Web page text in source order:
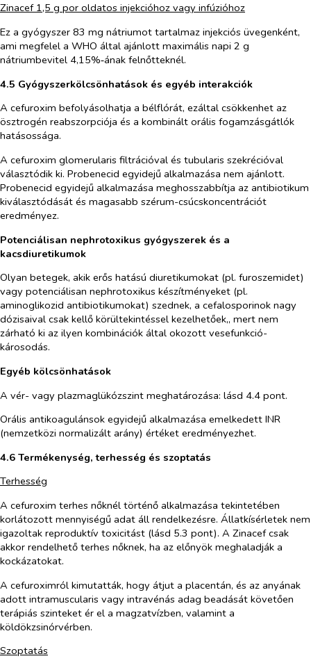
Zinacef 1,5 g por oldatos injekcióhoz vagy infúzióhoz
Ez a gyógyszer 83 mg nátriumot tartalmaz injekciós üvegenként,
ami megfelel a WHO által ajánlott maximális napi 2 g
nátriumbevitel 4,15%‑ának felnőtteknél.
4.5 Gyógyszerkölcsönhatások és egyéb interakciók
A cefuroxim befolyásolhatja a bélflórát, ezáltal csökkenhet az
ösztrogén reabszorpciója és a kombinált orális fogamzásgátlók
hatásossága.
A cefuroxim glomerularis filtrációval és tubularis szekrécióval
választódik ki. Probenecid egyidejű alkalmazása nem ajánlott.
Probenecid egyidejű alkalmazása meghosszabbítja az antibiotikum
kiválasztódását és magasabb szérum-csúcskoncentrációt
eredményez.
Potenciálisan nephrotoxikus gyógyszerek és a
kacsdiuretikumok
Olyan betegek, akik erős hatású diuretikumokat (pl. furoszemidet)
vagy potenciálisan nephrotoxikus készítményeket (pl.
aminoglikozid antibiotikumokat) szednek, a cefalosporinok nagy
dózisaival csak kellő körültekintéssel kezelhetőek,, mert nem
zárható ki az ilyen kombinációk által okozott vesefunkció-
károsodás.
Egyéb kölcsönhatások
A vér- vagy plazmaglükózszint meghatározása: lásd 4.4 pont.
Orális antikoagulánsok egyidejű alkalmazása emelkedett INR
(nemzetközi normalizált arány) értéket eredményezhet.
4.6 Termékenység, terhesség és szoptatás
Terhesség
A cefuroxim terhes nőknél történő alkalmazása tekintetében
korlátozott mennyiségű adat áll rendelkezésre. Állatkísérletek nem
igazoltak reproduktív toxicitást (lásd 5.3 pont). A Zinacef csak
akkor rendelhető terhes nőknek, ha az előnyök meghaladják a
kockázatokat.
A cefuroximról kimutatták, hogy átjut a placentán, és az anyának
adott intramuscularis vagy intravénás adag beadását követően
terápiás szinteket ér el a magzatvízben, valamint a
köldökzsinórvérben.
Szoptatás